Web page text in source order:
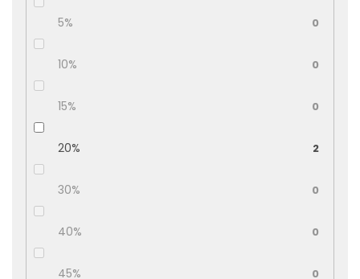
5% 0
10% 0
15% 0
20% 2
30% 0
40% 0
45% 0